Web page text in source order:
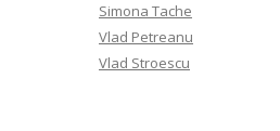
Simona Tache
Vlad Petreanu
Vlad Stroescu